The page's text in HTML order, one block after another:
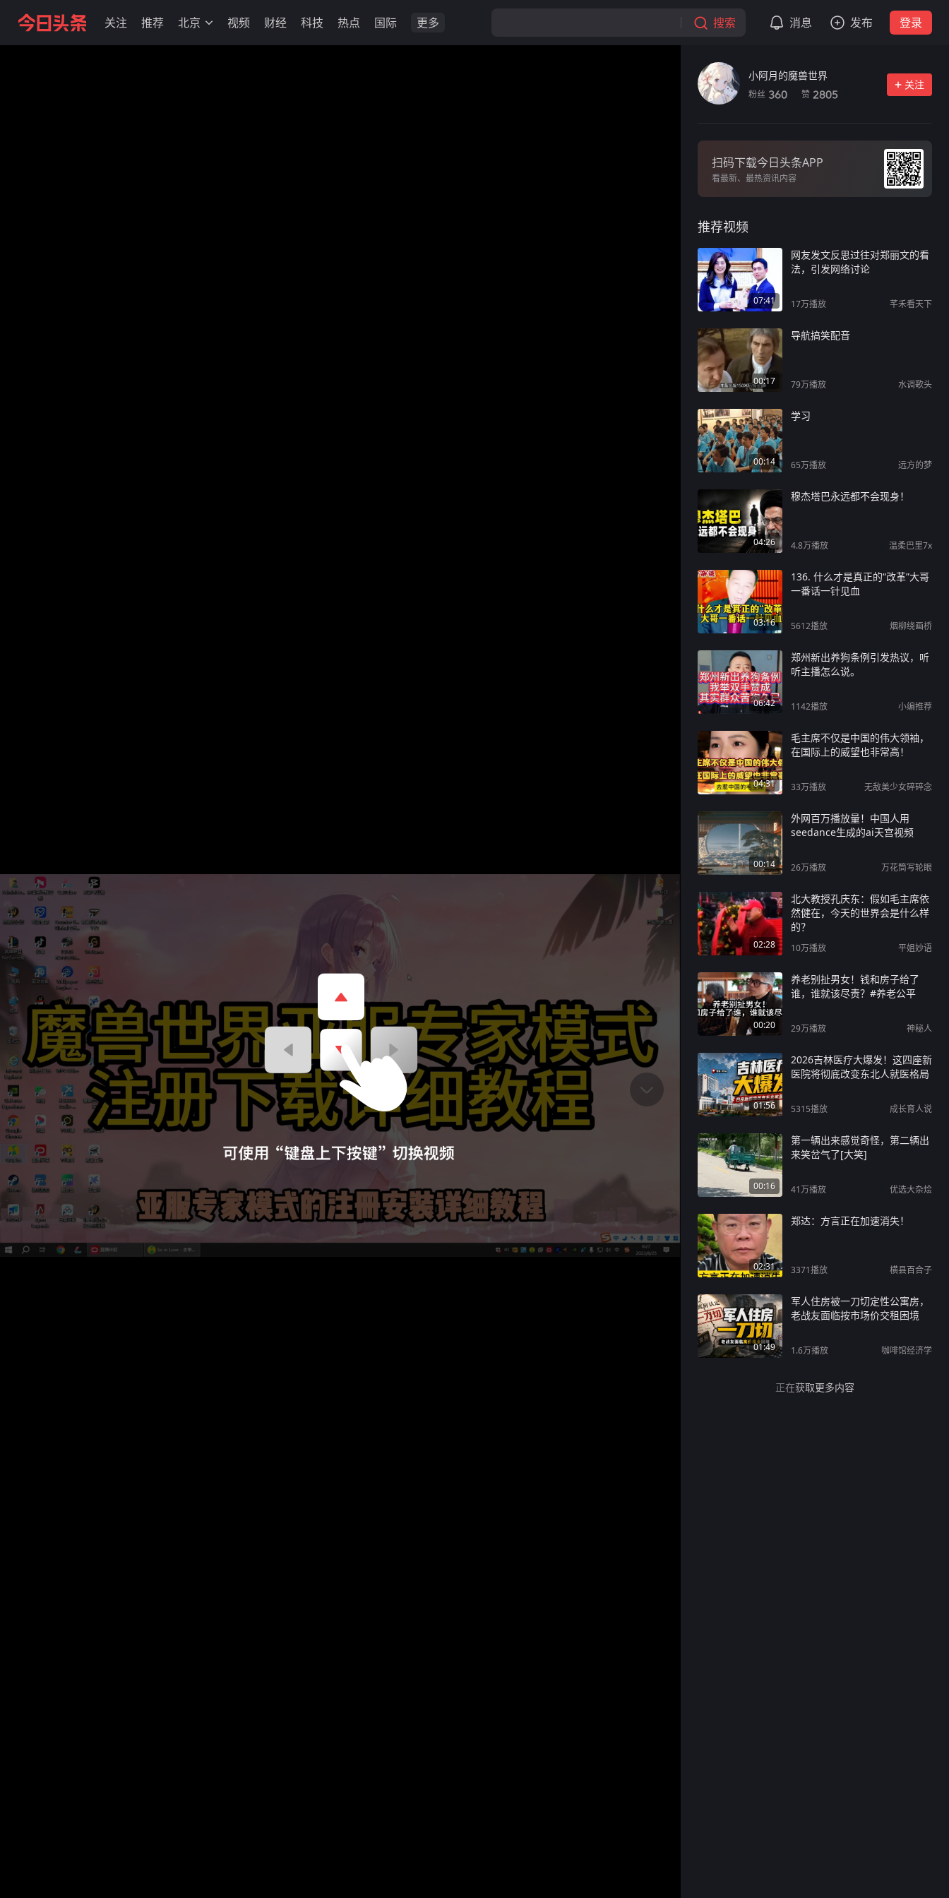
关注 推荐 北京 视频 财经 科技 热点 国际 更多 搜索 消息 发布 登录
小阿月的魔兽世界
粉丝 360 赞 2805
关注
扫码下载今日头条APP
看最新、最热资讯内容
推荐视频
07:41
网友发文反思过往对郑丽文的看
法，引发网络讨论
17万播放 芊禾看天下
00:17
导航搞笑配音
79万播放 水调歌头
00:14
学习
65万播放 远方的梦
04:26
穆杰塔巴永远都不会现身！
4.8万播放 温柔巴里7x
03:16
136. 什么才是真正的“改革”大哥
一番话一针见血
5612播放 烟柳绕画桥
06:42
郑州新出养狗条例引发热议，听
听主播怎么说。
1142播放 小编推荐
04:31
毛主席不仅是中国的伟大领袖，
在国际上的威望也非常高！
33万播放 无敌美少女碎碎念
00:14
外网百万播放量！中国人用
seedance生成的ai天宫视频
26万播放 万花筒写轮眼
02:28
北大教授孔庆东：假如毛主席依
然健在，今天的世界会是什么样
的？
10万播放 平姐妙语
00:20
养老别扯男女！钱和房子给了
谁，谁就该尽责？#养老公平
29万播放 神秘人
01:56
2026吉林医疗大爆发！这四座新
医院将彻底改变东北人就医格局
5315播放 成长育人说
00:16
第一辆出来感觉奇怪，第二辆出
来笑岔气了[大笑]
41万播放 优选大杂烩
02:31
郑达：方言正在加速消失！
3371播放 横县百合子
01:49
军人住房被一刀切定性公寓房，
老战友面临按市场价交租困境
1.6万播放 咖啡馆经济学
正在获取更多内容